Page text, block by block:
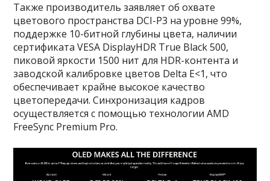
Также производитель заявляет об охвате
цветового пространства DCI-P3 на уровне 99%,
поддержке 10-битной глубины цвета, наличии
сертификата VESA DisplayHDR True Black 500,
пиковой яркости 1500 нит для HDR-контента и
заводской калибровке цветов Delta E<1, что
обеспечивает крайне высокое качество
цветопередачи. Синхронизация кадров
осуществляется с помощью технологии AMD
FreeSync Premium Pro.